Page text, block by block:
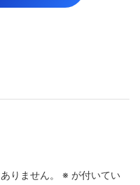
りません。 ※ が付いてい